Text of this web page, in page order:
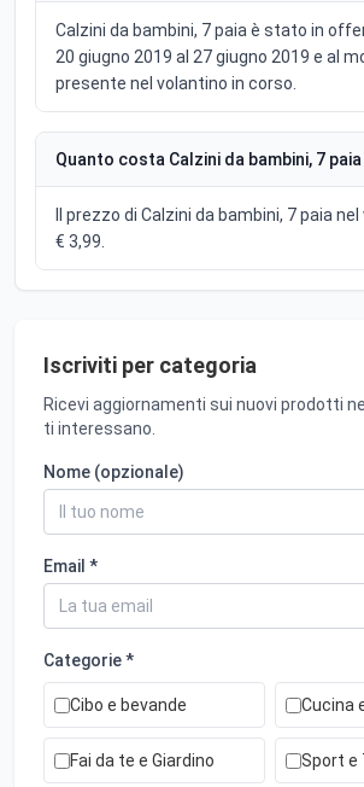
Calzini da bambini, 7 paia è stato in
20 giugno 2019 al 27 giugno 2019 e al
presente nel volantino in corso.
Quanto costa Calzini da bambini, 7
Il prezzo di Calzini da bambini, 7 paia
€ 3,99.
Iscriviti per categoria
Ricevi aggiornamenti sui nuovi prodotti
ti interessano.
Nome (opzionale)
Email *
Categorie *
Cibo e bevande Cucina
Fai da te e Giardino Sport e